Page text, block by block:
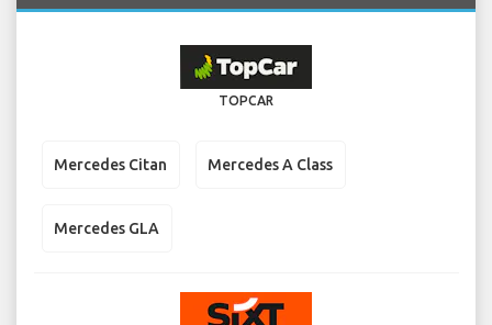
TOPCAR
Mercedes Citan Mercedes A Class
Mercedes GLA